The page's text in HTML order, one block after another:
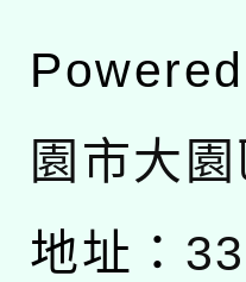
園市大
地址：